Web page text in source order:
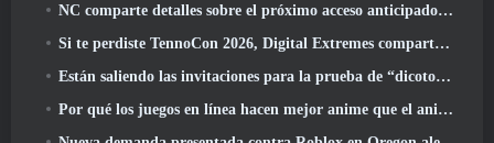
NC comparte detalles sobre el próximo acceso anticipado de Aion 2
Si te perdiste TennoCon 2026, Digital Extremes comparte todos los paneles
Están saliendo las invitaciones para la prueba de “dicotomía” de Silver Palace
Por qué los juegos en línea hacen mejor anime que el anime hace juegos